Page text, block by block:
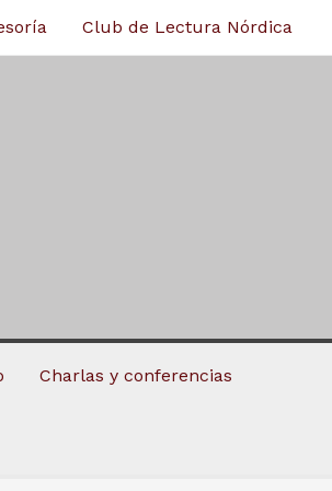
Club de Lectura Nórdica
Charlas y conferencias